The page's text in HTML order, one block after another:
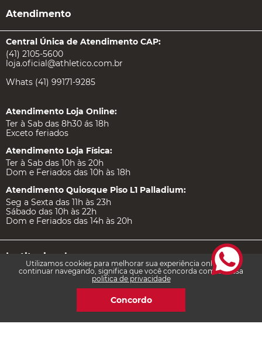
Utilizamos cookies para melhorar sua experiência online. Ao
continuar navegando, significa que você concorda com a nossa
politica de privacidade
Concordo
Atendimento
Central Única de Atendimento CAP:
(41) 2105-5600
loja.oficial@athletico.com.br
Whats (41) 99171-9285
Atendimento Loja Online:
Ter à Sab das 8h30 ás 18h
Exceto feriados
Atendimento Loja Física:
Ter à Sab das 10h às 20h
Dom e Feriados das 10h às 18h
Atendimento Quiosque Piso L1 Palladium:
Seg a Sexta das 11h às 23h
Sábado das 10h às 22h
Dom e Feriados das 14h às 20h
Institucional
Ajuda e Suporte
Certificações